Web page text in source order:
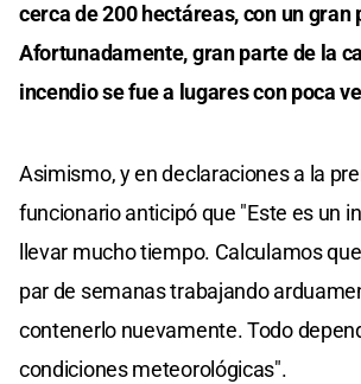
cerca de 200 hectáreas, con un
Afortunadamente, gran parte de la
incendio se fue a lugares con poca
Asimismo, y en declaraciones a la
funcionario anticipó que "Este es un
llevar mucho tiempo. Calculamos
par de semanas trabajando
contenerlo nuevamente. Todo
condiciones meteorológicas".